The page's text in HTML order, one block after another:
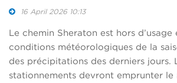
16 April 2026 10:13
Le chemin Sheraton est hors d’usage
conditions météorologiques de la
des précipitations des derniers jours.
stationnements devront emprunter le